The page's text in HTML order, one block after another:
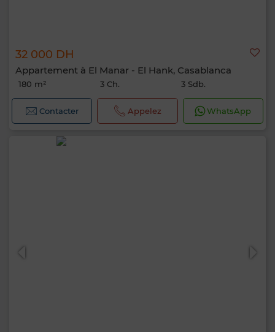
32 000 DH
Appartement à El Manar - El Hank, Casablanca
180 m² 3 Ch. 3 Sdb.
Contacter Appelez WhatsApp